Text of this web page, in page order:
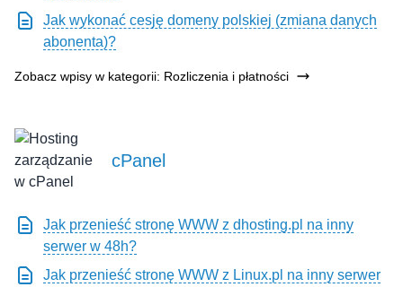
Jak wykonać cesję domeny polskiej (zmiana danych
abonenta)?
Zobacz wpisy w kategorii: Rozliczenia i płatności
cPanel
Jak przenieść stronę WWW z dhosting.pl na inny
serwer w 48h?
Jak przenieść stronę WWW z Linux.pl na inny serwer